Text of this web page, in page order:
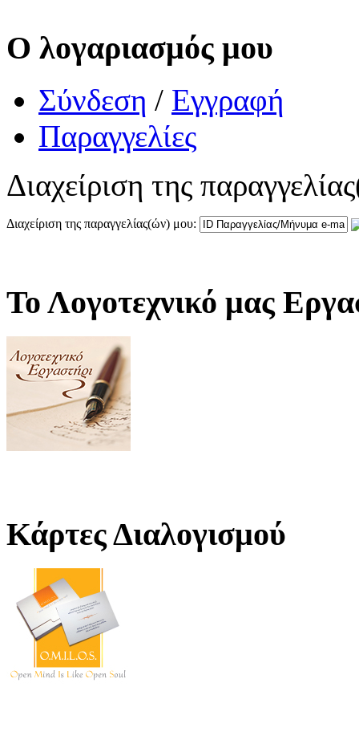
Ο λογαριασμός μου
Σύνδεση / Εγγραφή
Παραγγελίες
Διαχείριση της
Διαχείριση της παραγγελίας(ών) μου:
Το Λογοτεχνικό μας
Κάρτες Διαλογισμού